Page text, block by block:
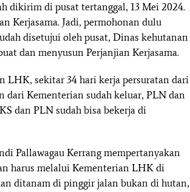
dikirim di pusat tertanggal, 13 Mei 2024.
Kerjasama. Jadi, permohonan dulu
disetujui oleh pusat, Dinas kehutanan
dan menyusun Perjanjian Kerjasama.
LHK, sekitar 34 hari kerja persuratan dari
dari Kementerian sudah keluar, PLN dan
dan PLN sudah bisa bekerja di
Pallawagau Kerrang mempertanyakan
harus melalui Kementerian LHK di
ditanam di pinggir jalan bukan di hutan,